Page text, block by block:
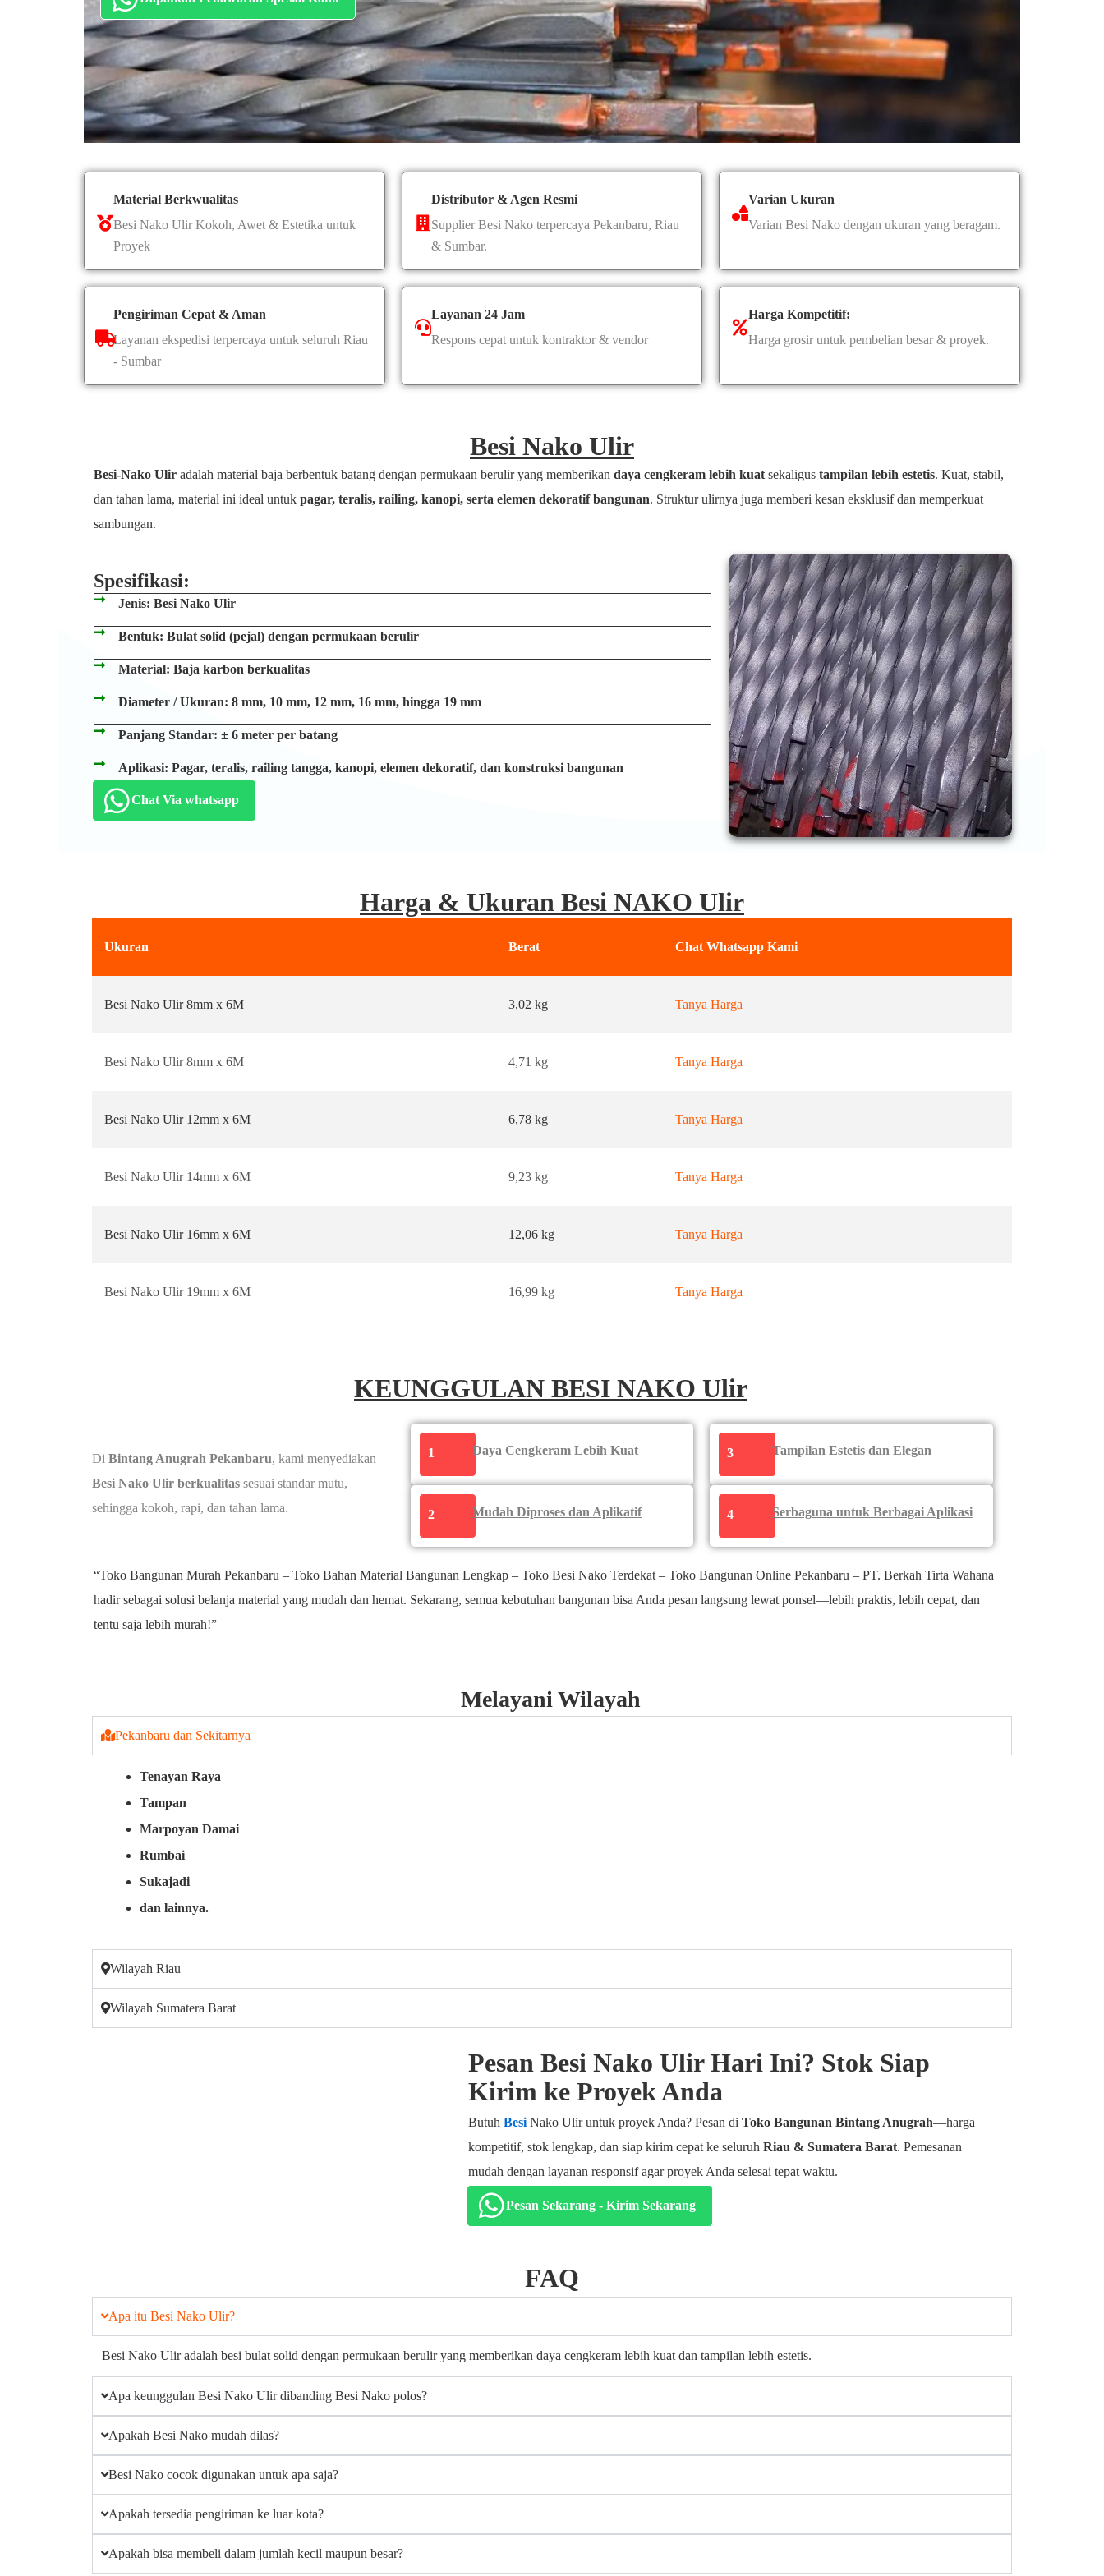
Material Berkwualitas
Besi Nako Ulir Kokoh, Awet & Estetika untuk
Proyek
Distributor & Agen Resmi
Supplier Besi Nako terpercaya Pekanbaru, Riau
& Sumbar.
Varian Ukuran
Varian Besi Nako dengan ukuran yang beragam.
Pengiriman Cepat & Aman
Layanan ekspedisi terpercaya untuk seluruh Riau
- Sumbar
Layanan 24 Jam
Respons cepat untuk kontraktor & vendor
Harga Kompetitif:
Harga grosir untuk pembelian besar & proyek.
Besi Nako Ulir
Besi-Nako Ulir adalah material baja berbentuk batang dengan permukaan berulir yang memberikan daya cengkeram lebih kuat sekaligus tampilan lebih estetis. Kuat, stabil,
dan tahan lama, material ini ideal untuk pagar, teralis, railing, kanopi, serta elemen dekoratif bangunan. Struktur ulirnya juga memberi kesan eksklusif dan memperkuat
sambungan.
Spesifikasi:
Jenis: Besi Nako Ulir
Bentuk: Bulat solid (pejal) dengan permukaan berulir
Material: Baja karbon berkualitas
Diameter / Ukuran: 8 mm, 10 mm, 12 mm, 16 mm, hingga 19 mm
Panjang Standar: ± 6 meter per batang
Aplikasi: Pagar, teralis, railing tangga, kanopi, elemen dekoratif, dan konstruksi bangunan
Chat Via whatsapp
Harga & Ukuran Besi NAKO Ulir
Ukuran Berat Chat Whatsapp Kami
Besi Nako Ulir 8mm x 6M 3,02 kg Tanya Harga
Besi Nako Ulir 8mm x 6M 4,71 kg Tanya Harga
Besi Nako Ulir 12mm x 6M 6,78 kg Tanya Harga
Besi Nako Ulir 14mm x 6M 9,23 kg Tanya Harga
Besi Nako Ulir 16mm x 6M 12,06 kg Tanya Harga
Besi Nako Ulir 19mm x 6M 16,99 kg Tanya Harga
KEUNGGULAN BESI NAKO Ulir
Di Bintang Anugrah Pekanbaru, kami menyediakan
Besi Nako Ulir berkualitas sesuai standar mutu,
sehingga kokoh, rapi, dan tahan lama.
1 Daya Cengkeram Lebih Kuat
2 Mudah Diproses dan Aplikatif
3 Tampilan Estetis dan Elegan
4 Serbaguna untuk Berbagai Aplikasi
“Toko Bangunan Murah Pekanbaru – Toko Bahan Material Bangunan Lengkap – Toko Besi Nako Terdekat – Toko Bangunan Online Pekanbaru – PT. Berkah Tirta Wahana
hadir sebagai solusi belanja material yang mudah dan hemat. Sekarang, semua kebutuhan bangunan bisa Anda pesan langsung lewat ponsel—lebih praktis, lebih cepat, dan
tentu saja lebih murah!”
Melayani Wilayah
Pekanbaru dan Sekitarnya
Tenayan Raya
Tampan
Marpoyan Damai
Rumbai
Sukajadi
dan lainnya.
Wilayah Riau
Wilayah Sumatera Barat
Pesan Besi Nako Ulir Hari Ini? Stok Siap
Kirim ke Proyek Anda
Butuh Besi Nako Ulir untuk proyek Anda? Pesan di Toko Bangunan Bintang Anugrah—harga
kompetitif, stok lengkap, dan siap kirim cepat ke seluruh Riau & Sumatera Barat. Pemesanan
mudah dengan layanan responsif agar proyek Anda selesai tepat waktu.
Pesan Sekarang - Kirim Sekarang
FAQ
Apa itu Besi Nako Ulir?
Besi Nako Ulir adalah besi bulat solid dengan permukaan berulir yang memberikan daya cengkeram lebih kuat dan tampilan lebih estetis.
Apa keunggulan Besi Nako Ulir dibanding Besi Nako polos?
Apakah Besi Nako mudah dilas?
Besi Nako cocok digunakan untuk apa saja?
Apakah tersedia pengiriman ke luar kota?
Apakah bisa membeli dalam jumlah kecil maupun besar?